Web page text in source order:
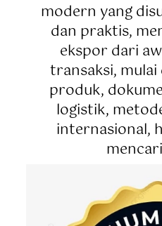
modern yang
dan praktis,
ekspor dari
transaksi,
produk,
logistik,
internasional,